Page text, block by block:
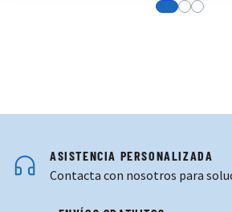
View more
ViewView
ASISTENCIA PERSONALIZADA
Contacta con nosotros para